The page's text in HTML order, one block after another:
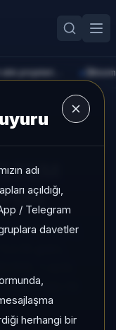
adı
açıldığı,
/ Telegram
davetler
herhangi bir
(DÖVİZ) FON,
getiri,
ile